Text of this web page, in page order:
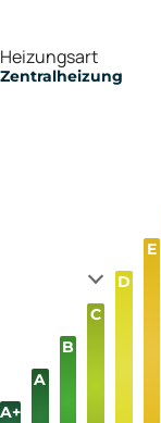
Heizungsart
Zentralheizung
A+
A
B
C
D
E